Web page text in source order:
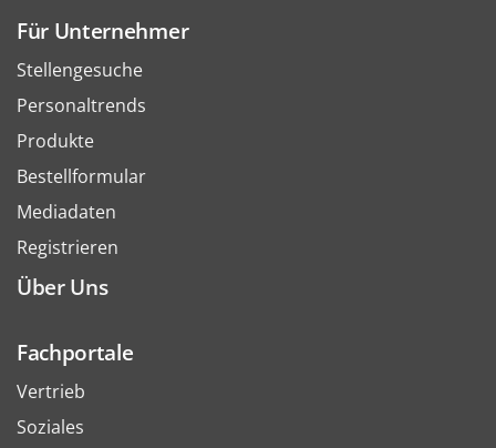
Für Unternehmer
Stellengesuche
Personaltrends
Produkte
Bestellformular
Mediadaten
Registrieren
Über Uns
Fachportale
Vertrieb
Soziales